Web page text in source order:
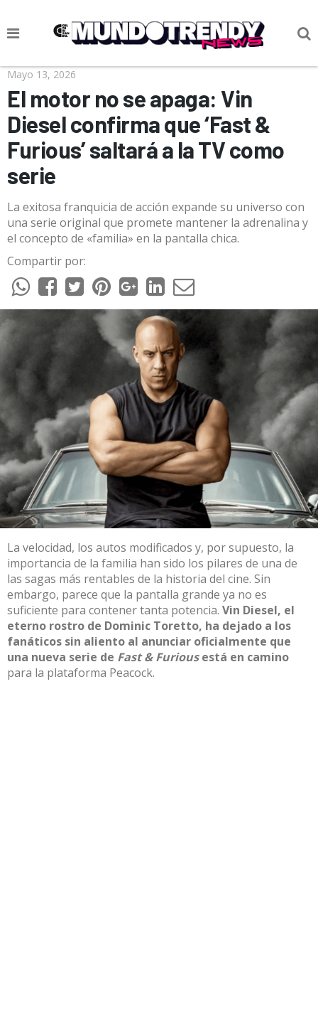
NOTICIAS
CULTURA POP
CIENCIA Y TECNOLOGÍA
VIDA
CULTURIZANDO.COM
Mayo 13, 2026
El motor no se apaga: Vin
Diesel confirma que ‘Fast &
Furious’ saltará a la TV como
serie
La exitosa franquicia de acción expande su universo con
una serie original que promete mantener la adrenalina y
el concepto de «familia» en la pantalla chica.
Compartir por:
La velocidad, los autos modificados y, por supuesto, la
importancia de la familia han sido los pilares de una de
las sagas más rentables de la historia del cine. Sin
embargo, parece que la pantalla grande ya no es
suficiente para contener tanta potencia. Vin Diesel, el
eterno rostro de Dominic Toretto, ha dejado a los
fanáticos sin aliento al anunciar oficialmente que
una nueva serie de Fast & Furiousestá en camino
para la plataforma Peacock.